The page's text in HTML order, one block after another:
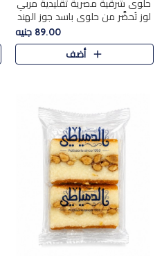
حلوى شرقية مصرية تقليدية مربي
لوز تُحضَّر من حلوى باسد جوز الهند
بقوام طري ومذاق غني، وتُزين
وتغطاه بقطع اللوز الفاخر التي
تضيف لمسة مميزة م..
89.00 جنيه
أضف